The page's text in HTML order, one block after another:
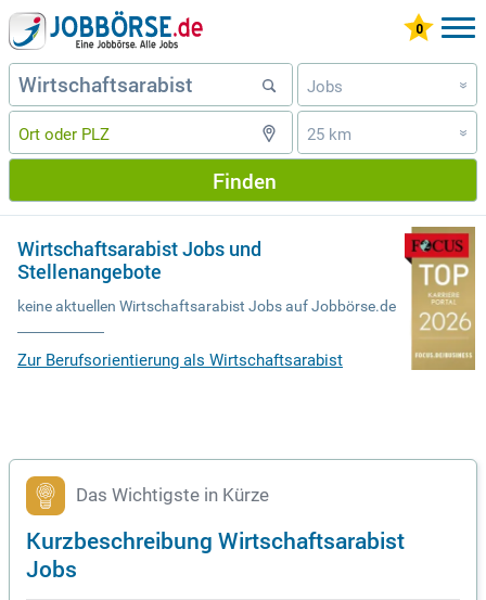
Jobs »
25 km »
Finden
Wirtschaftsarabist Jobs und
Stellenangebote
keine aktuellen Wirtschaftsarabist Jobs auf Jobbörse.de
Zur Berufsorientierung als Wirtschaftsarabist
Das Wichtigste in Kürze
Kurzbeschreibung Wirtschaftsarabist
Jobs